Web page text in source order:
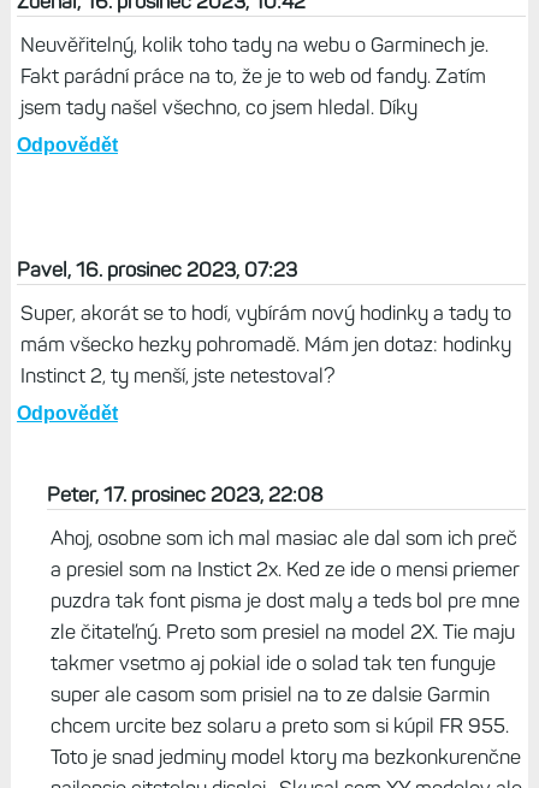
Neuvěřitelný, kolik toho tady na webu o Garminech je.
Fakt parádní práce na to, že je to web od fandy. Zatím
jsem tady našel všechno, co jsem hledal. Díky
Odpovědět
Pavel, 16. prosinec 2023, 07:23
Super, akorát se to hodí, vybírám nový hodinky a tady to
mám všecko hezky pohromadě. Mám jen dotaz: hodinky
Instinct 2, ty menší, jste netestoval?
Odpovědět
Peter, 17. prosinec 2023, 22:08
Ahoj, osobne som ich mal masiac ale dal som ich preč
a presiel som na Instict 2x. Ked ze ide o mensi priemer
puzdra tak font pisma je dost maly a teds bol pre mne
zle čitateľný. Preto som presiel na model 2X. Tie maju
takmer vsetmo aj pokial ide o solad tak ten funguje
super ale casom som prisiel na to ze dalsie Garmin
chcem urcite bez solaru a preto som si kúpil FR 955.
Toto je snad jedminy model ktory ma bezkonkurenčne